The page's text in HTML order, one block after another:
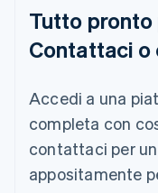
Tutto pronto
Contattaci o
Accedi a una
completa con
contattaci per
appositamente
Romania
English
Slovacchia
English
Slovenia
EnglishItaliano
Spagna